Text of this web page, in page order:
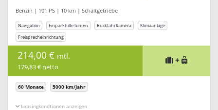
Benzin | 101 PS | 10 km | Schaltgetriebe
Navigation Einparkhilfe hinten Rückfahrkamera
Klimaanlage
Freisprecheinrichtung
214,00 € mtl.
179,83 € netto
+
60 Monate 5000 km/Jahr
Leasingkonditionen ein-/ausblenden